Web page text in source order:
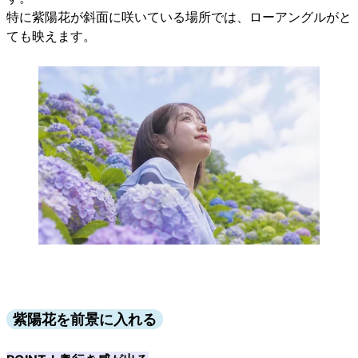
特に紫陽花が斜面に咲いている場所では、ローアングルがと
ても映えます。
紫陽花を前景に入れる